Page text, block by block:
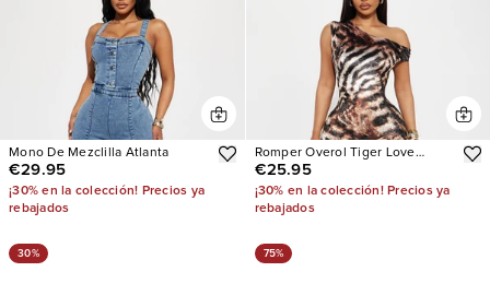
Mono De Mezclilla Atlanta
€29.95
¡30% en la colección! Precios ya
rebajados
Romper Overol Tiger Love
Velvet
€25.95
¡30% en la colección! Precios ya
rebajados
30% 75%